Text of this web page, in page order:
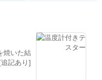
焼いた結
記あり]